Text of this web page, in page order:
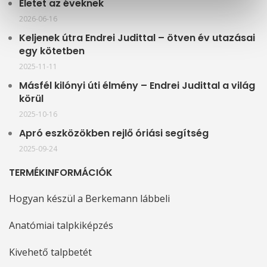
Életet az éveknek
2026-06-16
Keljenek útra Endrei Judittal – ötven év utazásai
egy kötetben
2025-11-11
Másfél kilónyi úti élmény – Endrei Judittal a világ
körül
2025-10-16
Apró eszközökben rejlő óriási segítség
2025-09-24
TERMÉKINFORMÁCIÓK
Hogyan készül a Berkemann lábbeli
Anatómiai talpkiképzés
Kivehető talpbetét